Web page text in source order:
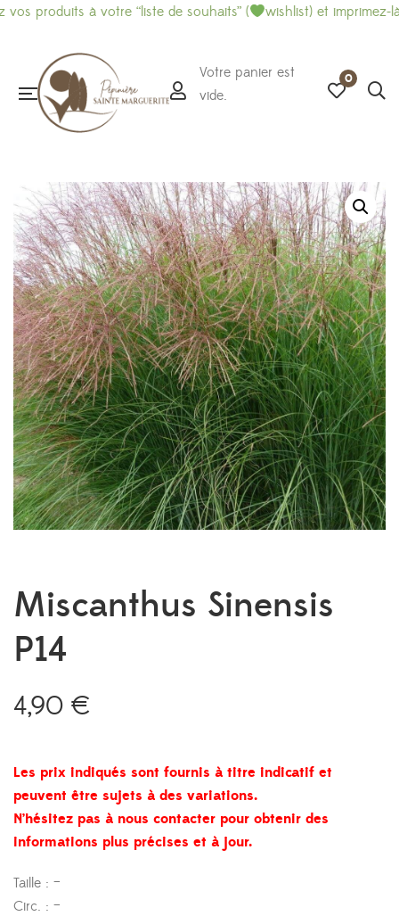
à votre “liste de souhaits” ( wishlist) et imprimez-là
Votre panier est
vide.
0
Miscanthus Sinensis
P14
4,90 €
Les prix indiqués sont fournis à titre indicatif et
peuvent être sujets à des variations.
N’hésitez pas à nous contacter pour obtenir des
informations plus précises et à jour.
Taille : –
Circ. : –